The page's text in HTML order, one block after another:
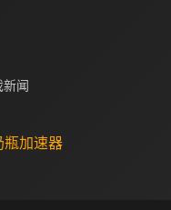
闻
加速器